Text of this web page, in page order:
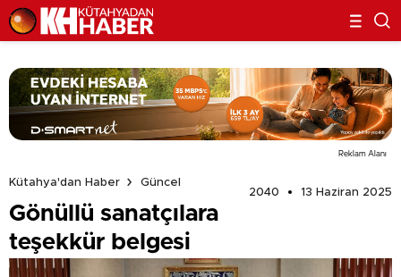
Reklam Alanı
Kütahya'dan Haber
Güncel
2040
13 Haziran 2025
Gönüllü sanatçılara
teşekkür belgesi